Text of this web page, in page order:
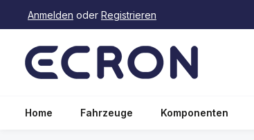
Zur Hauptnavigation springen
Anmelden oder Registrieren
Home Fahrzeuge Komponenten